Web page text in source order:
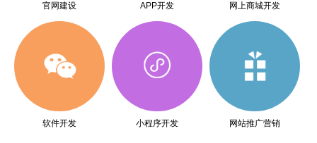
官网建设 APP开发 网上商城开发
软件开发 小程序开发 网站推广营销